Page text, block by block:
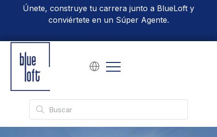
Únete, construye tu carrera junto a BlueLoft y
conviértete en un Súper Agente.